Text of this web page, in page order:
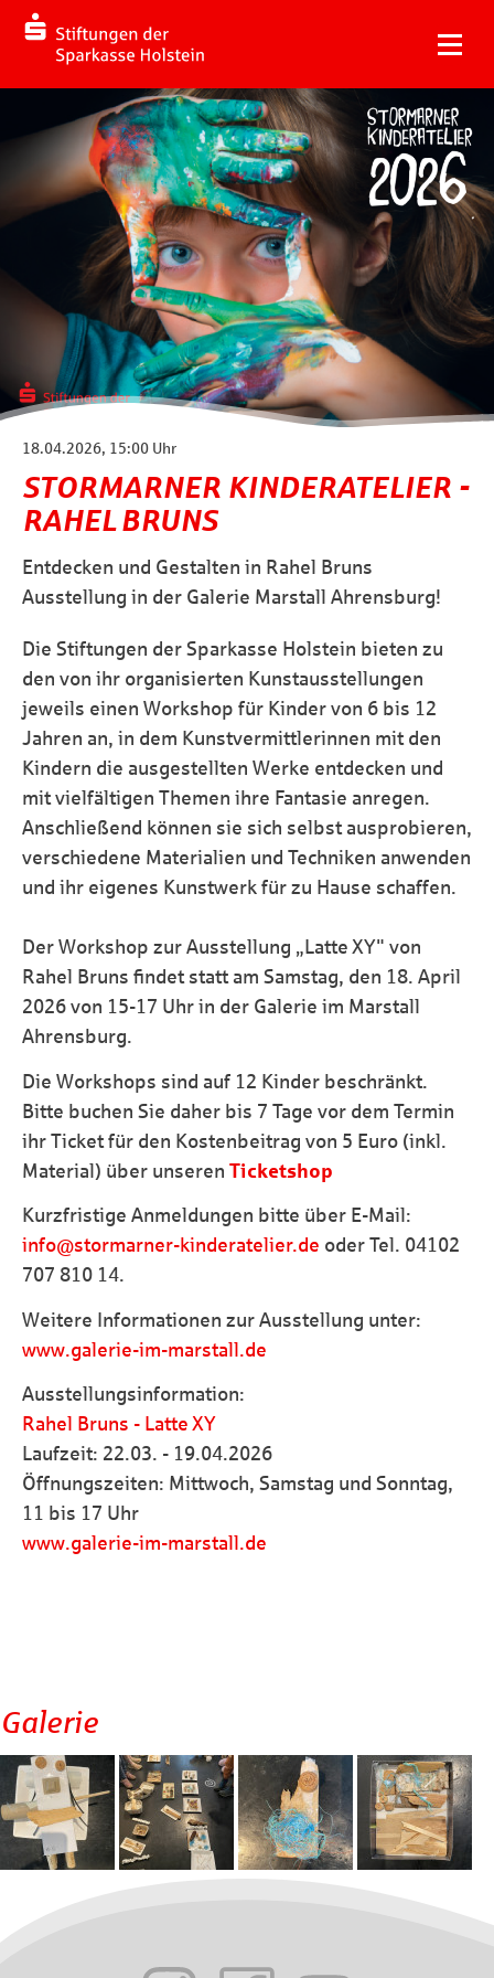
18.04.2026, 15:00 Uhr
STORMARNER KINDERATELIER -
RAHEL BRUNS
Entdecken und Gestalten in Rahel Bruns
Ausstellung in der Galerie Marstall Ahrensburg!
Die Stiftungen der Sparkasse Holstein bieten zu
den von ihr organisierten Kunstausstellungen
jeweils einen Workshop für Kinder von 6 bis 12
Jahren an, in dem Kunstvermittlerinnen mit den
Kindern die ausgestellten Werke entdecken und
mit vielfältigen Themen ihre Fantasie anregen.
Anschließend können sie sich selbst ausprobieren,
verschiedene Materialien und Techniken anwenden
und ihr eigenes Kunstwerk für zu Hause schaffen.
Der Workshop zur Ausstellung „Latte XY" von
Rahel Bruns findet statt am Samstag, den 18. April
2026 von 15-17 Uhr in der Galerie im Marstall
Ahrensburg.
Die Workshops sind auf 12 Kinder beschränkt.
Bitte buchen Sie daher bis 7 Tage vor dem Termin
ihr Ticket für den Kostenbeitrag von 5 Euro (inkl.
Material) über unseren Ticketshop
Kurzfristige Anmeldungen bitte über E-Mail:
info@stormarner-kinderatelier.de oder Tel. 04102
707 810 14.
Weitere Informationen zur Ausstellung unter:
www.galerie-im-marstall.de
Ausstellungsinformation:
Rahel Bruns - Latte XY
Laufzeit: 22.03. - 19.04.2026
Öffnungszeiten: Mittwoch, Samstag und Sonntag,
11 bis 17 Uhr
www.galerie-im-marstall.de
Galerie